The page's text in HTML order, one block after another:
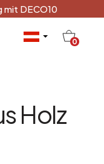
mit DECO10
0
Holz